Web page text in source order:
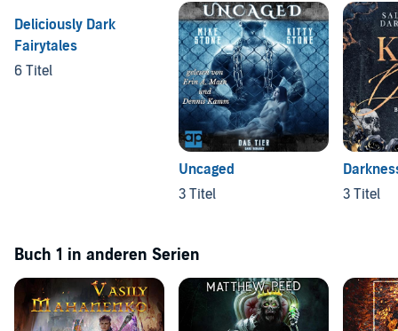
Deliciously Dark
Fairytales
6 Titel
Uncaged
3 Titel
3 Titel
Buch 1 in anderen Serien